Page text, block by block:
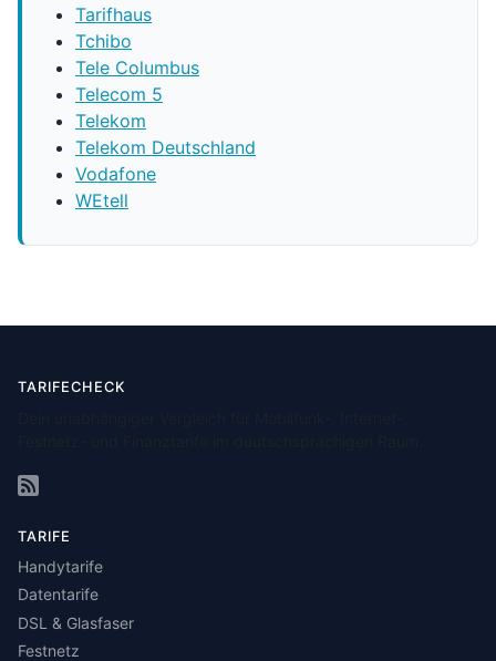
Tarifhaus
Tchibo
Tele Columbus
Telecom 5
Telekom
Telekom Deutschland
Vodafone
WEtell
TARIFECHECK
TARIFE
Handytarife
Datentarife
DSL & Glasfaser
Festnetz